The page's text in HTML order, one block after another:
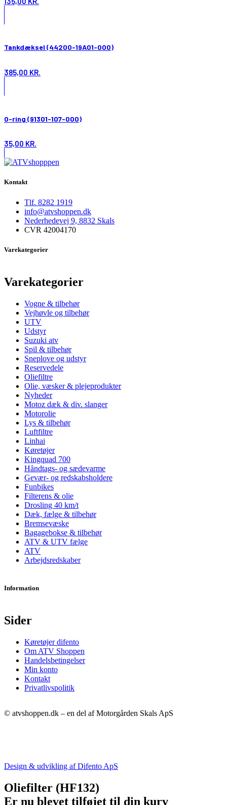
Tankdæksel (44200-19A01-000)
385,00 KR.
O-ring (91301-107-000)
35,00 KR.
Kontakt
Tlf. 8282 1919
info@atvshoppen.dk
Nederhedevej 9, 8832 Skals
CVR 42004170
Varekategorier
Varekategorier
Vogne & tilbehør
Vejhøvle og tilbehør
UTV
Udstyr
Suzuki atv
Spil & tilbehør
Sneplove og udstyr
Reservedele
Oliefiltre
Olie, væsker & plejeprodukter
Nyheder
Motoz dæk & div. slanger
Motorolie
Lys & tilbehør
Luftfiltre
Linhai
Køretøjer
Kingquad 700
Håndtags- og sædevarme
Gevær- og redskabsholdere
Funbikes
Filterens & olie
Drosling 40 km/t
Dæk, fælge & tilbehør
Bremsevæske
Bagagebokse & tilbehør
ATV & UTV fælge
ATV
Arbejdsredskaber
Information
Sider
Køretøjer difento
Om ATV Shoppen
Handelsbetingelser
Min konto
Kontakt
Privatlivspolitik
© atvshoppen.dk – en del af Motorgården Skals ApS
Design & udvikling af Difento ApS
Oliefilter (HF132)
Er nu blevet tilføjet til din kurv